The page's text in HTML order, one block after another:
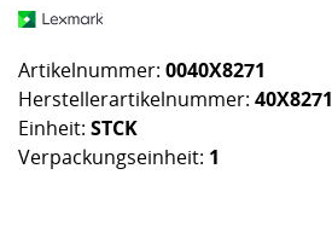
Artikelnummer: 0040X8271
Herstellerartikelnummer: 40X8271
Einheit: STCK
Verpackungseinheit: 1